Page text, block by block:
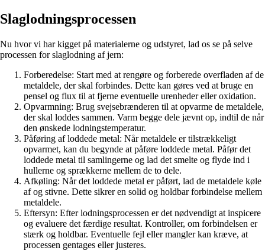
Slaglodningsprocessen
Nu hvor vi har kigget på materialerne og udstyret, lad os se på selve
processen for slaglodning af jern:
Forberedelse: Start med at rengøre og forberede overfladen af de
metaldele, der skal forbindes. Dette kan gøres ved at bruge en
pensel og flux til at fjerne eventuelle urenheder eller oxidation.
Opvarmning: Brug svejsebrænderen til at opvarme de metaldele,
der skal loddes sammen. Varm begge dele jævnt op, indtil de når
den ønskede lodningstemperatur.
Påføring af loddede metal: Når metaldele er tilstrækkeligt
opvarmet, kan du begynde at påføre loddede metal. Påfør det
loddede metal til samlingerne og lad det smelte og flyde ind i
hullerne og sprækkerne mellem de to dele.
Afkøling: Når det loddede metal er påført, lad de metaldele køle
af og stivne. Dette sikrer en solid og holdbar forbindelse mellem
metaldele.
Eftersyn: Efter lodningsprocessen er det nødvendigt at inspicere
og evaluere det færdige resultat. Kontroller, om forbindelsen er
stærk og holdbar. Eventuelle fejl eller mangler kan kræve, at
processen gentages eller justeres.